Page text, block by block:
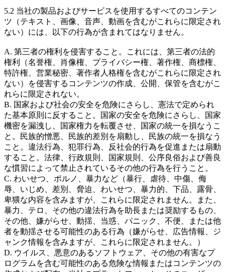
5.2 当社の製品およびサービスを使用するすべてのコンテン
ツ（テキスト、画像、音声、動画を含むがこれらに限定され
ない）には、以下の行為が含まれてはなりません。
A. 第三者の権利を侵害すること。これには、第三者の法的
権利（名誉権、肖像権、プライバシー権、著作権、商標権、
特許権、営業秘密、著作者人格権を含むがこれらに限定され
ない）を侵害するコンテンツの作成、公開、保管を含むがこ
れらに限定されない。
B. 国家および社会の安全を危険にさらし、憲法で定められ
た基本原則に反すること。国家の安全を危険にさらし、国家
機密を漏洩し、国家権力を転覆させ、国家の統一を損なうこ
と。民族的憎悪、民族的差別を扇動し、民族の統一を損なう
こと。違法行為、犯罪行為、反社会的行為を促進または扇動
すること。法律、行政規則、国家規則、公序良俗および善良
な慣習によって禁止されているその他の行為を行うこと。
C. わいせつ、ポルノ、暴力など（暴行、虐待、中傷、侮
辱、いじめ、差別、脅迫、わいせつ、暴力的、下品、露骨、
卑猥な内容を含みますが、これらに限定されません。また、
暴力、テロ、その他の違法行為を助長または奨励するもの、
その他、嫌がらせ、動揺、当惑、パニック、不便、または他
者を動揺させる可能性のある行為（嫌がらせ、広告情報、ジ
ャンク情報を含みますが、これらに限定されません。）
D. ウイルス、悪意のあるソフトウェア、その他の有害なプ
ログラムを含む可能性のある危険な情報またはコンテンツの